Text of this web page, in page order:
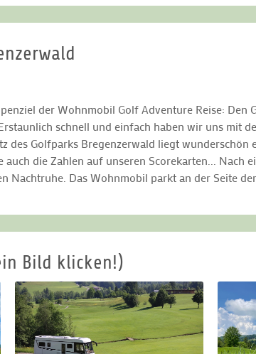
der Wohnmobil Golf Adventure Reise:
schnell und einfach haben wir uns mit
des Golfparks Bregenzerwald liegt
die Zahlen auf unseren Scorekarten...
Nachtruhe. Das Wohnmobil parkt an der Seite
Bild klicken!)